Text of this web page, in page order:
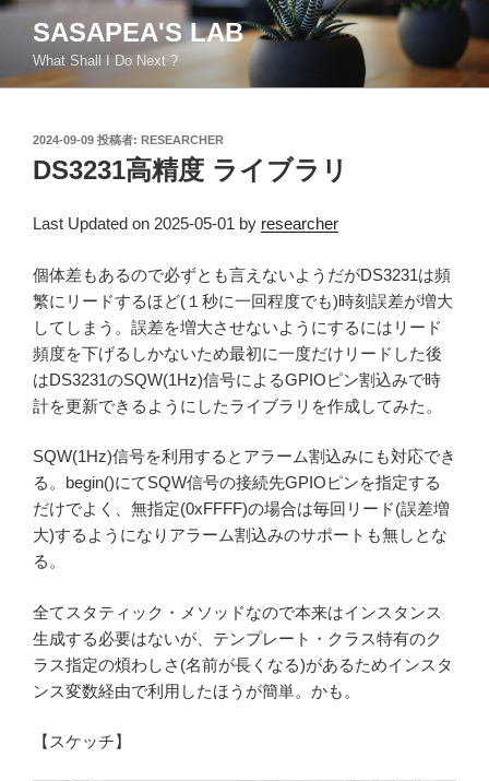
コ
ン
SASAPEA'S LAB
What Shall I Do Next ?
投
稿
日:
2024-09-09 投稿者: RESEARCHER
DS3231高精度 ライブラリ
Last Updated on 2025-05-01 by researcher
個体差もあるので必ずとも言えないようだがDS3231は頻
繁にリードするほど(１秒に一回程度でも)時刻誤差が増大
してしまう。誤差を増大させないようにするにはリード
頻度を下げるしかないため最初に一度だけリードした後
はDS3231のSQW(1Hz)信号によるGPIOピン割込みで時
計を更新できるようにしたライブラリを作成してみた。
SQW(1Hz)信号を利用するとアラーム割込みにも対応でき
る。begin()にてSQW信号の接続先GPIOピンを指定する
だけでよく、無指定(0xFFFF)の場合は毎回リード(誤差増
大)するようになりアラーム割込みのサポートも無しとな
る。
全てスタティック・メソッドなので本来はインスタンス
生成する必要はないが、テンプレート・クラス特有のク
ラス指定の煩わしさ(名前が長くなる)があるためインスタ
ンス変数経由で利用したほうが簡単。かも。
【スケッチ】